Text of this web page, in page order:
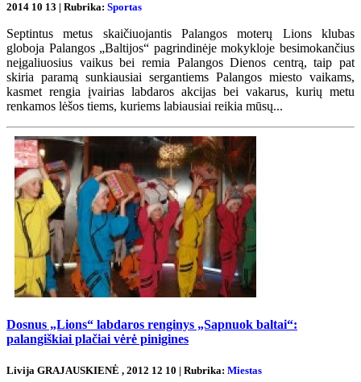
2014 10 13 | Rubrika: Sportas
Septintus metus skaičiuojantis Palangos moterų Lions klubas
globoja Palangos „Baltijos“ pagrindinėje mokykloje besimokančius
neįgaliuosius vaikus bei remia Palangos Dienos centrą, taip pat
skiria paramą sunkiausiai sergantiems Palangos miesto vaikams,
kasmet rengia įvairias labdaros akcijas bei vakarus, kurių metu
renkamos lėšos tiems, kuriems labiausiai reikia mūsų...
Dosnus „Lions“ labdaros renginys „Sapnuok baltai“:
palangiškiai plačiai vėrė pinigines
Livija GRAJAUSKIENĖ , 2012 12 10 | Rubrika: Miestas